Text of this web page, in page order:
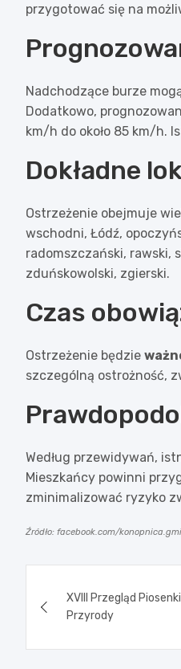
przygotować się na
Nadchodzące burze
Dodatkowo,
km/h do około 85 km/h.
Dokładne
Ostrzeżenie obejmuje
wschodni, Łódź,
radomszczański, rawski,
zduńskowolski, zgierski.
Czas
Ostrzeżenie będzie
szczególną ostrożność,
Według przewidywań,
Mieszkańcy powinni
zminimalizować ryzyko
Źródło: facebook.com/
wpisu
XVIII Przegląd
Przyrody